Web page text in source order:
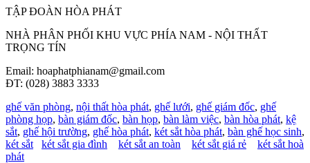
TẬP ĐOÀN HÒA PHÁT
NHÀ PHÂN PHỐI KHU VỰC PHÍA NAM - NỘI THẤT
TRỌNG TÍN
Email: hoaphatphianam@gmail.com
ĐT: (028) 3883 3333
ghế văn phòng, nội thất hòa phát, ghế lưới, ghế giám đốc, ghế
phòng họp, bàn giám đốc, bàn họp, bàn làm việc, bàn hòa phát, kệ
sắt, ghế hội trường, ghế hòa phát, két sắt hòa phát, bàn ghế học sinh,
két sắt
két sắt gia đình két sắt an toàn két sắt giá rẻ
két sắt hoà
phát